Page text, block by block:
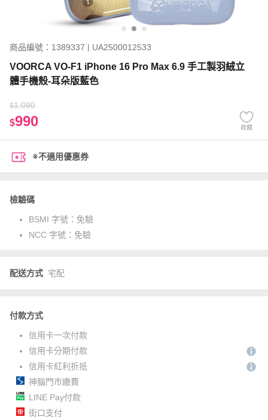
商品編號：1389337 | UA2500012533
VOORCA VO-F1 iPhone 16 Pro Max 6.9 手工製羽絨立
體手機殼-耳朵版藍色
$1,090
$990 收藏
※不適用優惠券
檢驗碼
BSMI 字號： 免驗
NCC 字號： 免驗
配送方式 宅配
付款方式
信用卡一次付款
信用卡分期付款
信用卡紅利折抵
神腦門市繳費
LINE Pay付款
街口支付